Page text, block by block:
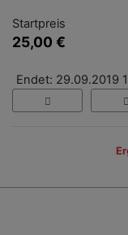
Startpreis
25,00 €
Endet: 29.09.2019